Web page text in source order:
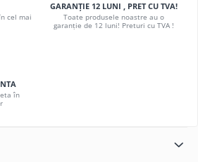
cel mai
GARANȚIE 12 LUNI , PRET CU TVA!
Toate produsele noastre au o
garanție de 12 luni! Preturi cu TVA !
în